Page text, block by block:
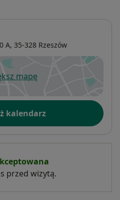
A, 35-328 Rzeszów
mapę
otwiera się w nowej karcie
kalendarz
przed wizytą.